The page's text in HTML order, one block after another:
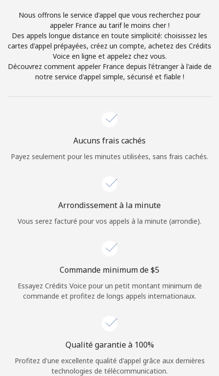
ou
Continue avec
Nous offrons le service d'appel que vous recherchez pour
appeler France au tarif le moins cher !
Des appels longue distance en toute simplicité: choisissez les
cartes d'appel prépayées, créez un compte, achetez des Crédits
Voice en ligne et appelez chez vous.
Découvrez comment appeler France depuis l'étranger à l'aide de
notre service d'appel simple, sécurisé et fiable !
Aucuns frais cachés
Payez seulement pour les minutes utilisées, sans frais cachés.
Arrondissement à la minute
Vous serez facturé pour vos appels à la minute (arrondie).
Commande minimum de ⁦$5⁩
Essayez Crédits Voice pour un petit montant minimum de
commande et profitez de longs appels internationaux.
Qualité garantie à 100%
Profitez d'une excellente qualité d'appel grâce aux dernières
technologies de télécommunication.